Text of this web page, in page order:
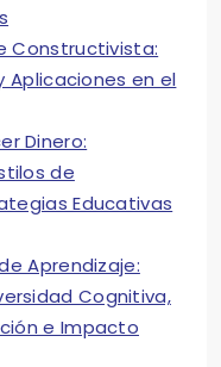
Constructivista:
Aplicaciones en el
Dinero:
de
Educativas
Aprendizaje:
Cognitiva,
e Impacto